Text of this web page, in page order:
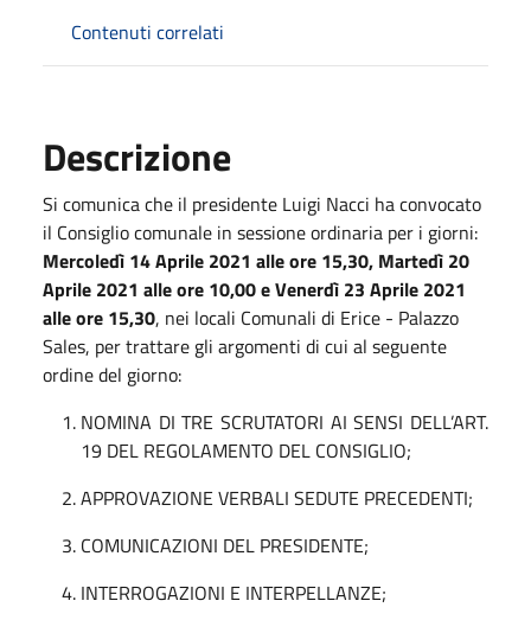
Contenuti correlati
Descrizione
Si comunica che il presidente Luigi Nacci ha convocato
il Consiglio comunale in sessione ordinaria per i giorni:
Mercoledì 14 Aprile 2021 alle ore 15,30, Martedì 20
Aprile 2021 alle ore 10,00 e Venerdì 23 Aprile 2021
alle ore 15,30, nei locali Comunali di Erice - Palazzo
Sales, per trattare gli argomenti di cui al seguente
ordine del giorno:
NOMINA DI TRE SCRUTATORI AI SENSI DELL’ART.
19 DEL REGOLAMENTO DEL CONSIGLIO;
APPROVAZIONE VERBALI SEDUTE PRECEDENTI;
COMUNICAZIONI DEL PRESIDENTE;
INTERROGAZIONI E INTERPELLANZE;